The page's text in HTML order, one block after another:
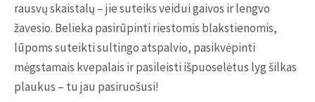
rausvų skaistalų – jie suteiks veidui gaivos ir lengvo
žavesio. Belieka pasirūpinti riestomis blakstienomis,
lūpoms suteikti sultingo atspalvio, pasikvėpinti
mėgstamais kvepalais ir pasileisti išpuoselėtus lyg šilkas
plaukus – tu jau pasiruošusi!